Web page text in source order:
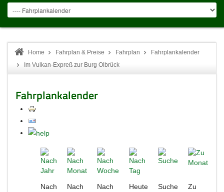
Home Fahrplan & Preise Fahrplan
Fahrplankalender
Im Vulkan-Expreß zur Burg Olbrück
Fahrplankalender
Nach
Nach
Nach
Heute Suche
Zu